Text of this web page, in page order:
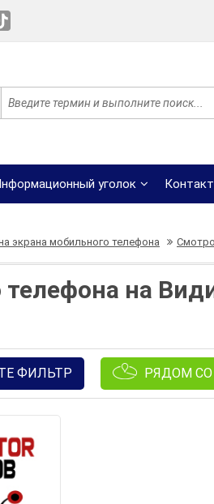
уголок Контакт
экрана мобильного телефона
на
ФИЛЬТР РЯДОМ